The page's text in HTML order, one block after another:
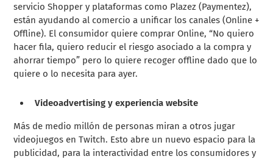
servicio Shopper y plataformas como Plazez (Paymentez),
están ayudando al comercio a unificar los canales (Online +
Offline). El consumidor quiere comprar Online, “No quiero
hacer fila, quiero reducir el riesgo asociado a la compra y
ahorrar tiempo” pero lo quiere recoger offline dado que lo
quiere o lo necesita para ayer.
Videoadvertising y experiencia website
Más de medio millón de personas miran a otros jugar
videojuegos en Twitch. Esto abre un nuevo espacio para la
publicidad, para la interactividad entre los consumidores y